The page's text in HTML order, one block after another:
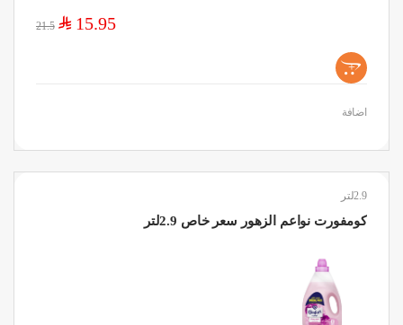
15.95
$
21.5
+
اضافة
2.9لتر
كومفورت نواعم الزهور سعر خاص 2.9لتر